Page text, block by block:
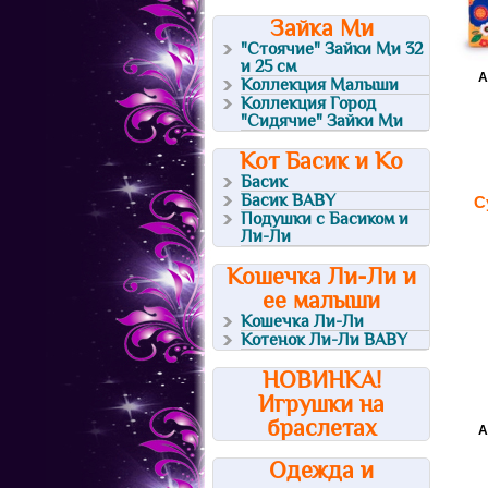
Зайка Ми
"Стоячие" Зайки Ми 32
и 25 см
Коллекция Малыши
Коллекция Город
"Сидячие" Зайки Ми
Кот Басик и Ко
Басик
Басик BABY
Подушки с Басиком и
Ли-Ли
Кошечка Ли-Ли и
ее малыши
Кошечка Ли-Ли
Котенок Ли-Ли BABY
НОВИНКА!
Игрушки на
браслетах
Одежда и